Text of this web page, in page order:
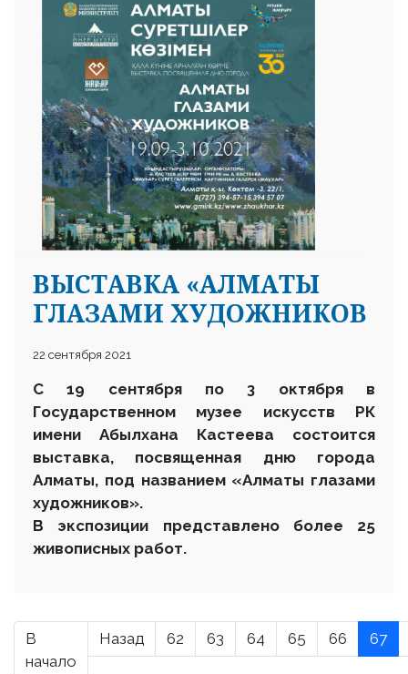
ВЫСТАВКА «АЛМАТЫ
ГЛАЗАМИ ХУДОЖНИКОВ
22 сентября 2021
С 19 сентября по 3 октября в
Государственном музее искусств РК
имени Абылхана Кастеева состоится
выставка, посвященная дню города
Алматы, под названием «Алматы глазами
художников».
В экспозиции представлено более 25
живописных работ.
В
начало
Назад 62 63 64 65 66 67